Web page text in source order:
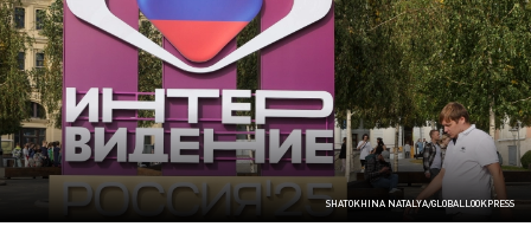
SHATOKHINA NATALYA/GLOBALLOOKPRESS